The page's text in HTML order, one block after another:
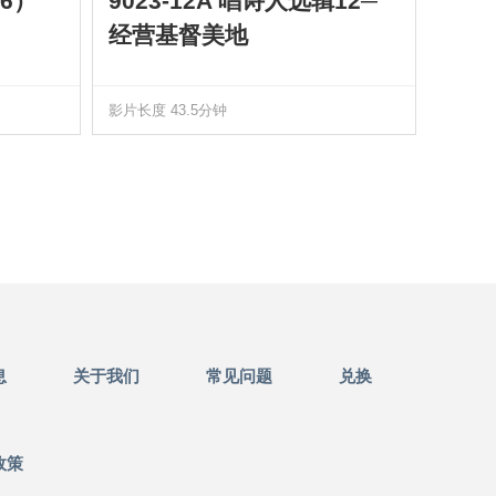
经营基督美地
影片长度 43.5分钟
关于我们 常见问题 兑换
策